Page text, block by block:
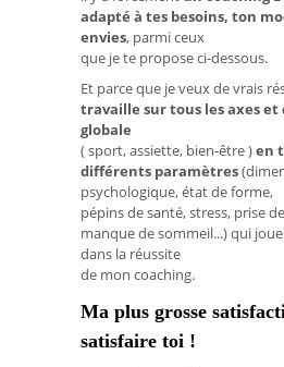
adapté à tes besoins, ton
envies, parmi ceux
que je te propose ci-dessous.
Et parce que je veux de vrais
travaille sur tous les axes et
globale
( sport, assiette, bien-être )en
différents paramètres
psychologique, état de forme,
pépins de santé, stress, prise
manque de sommeil...) qui
dans la réussite
de mon coaching.
Ma plus grosse
satisfaire toi !